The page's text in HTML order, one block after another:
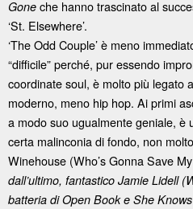
Gone che hanno trascinato al
‘St. Elsewhere’.
‘The Odd Couple’ è meno
“difficile” perché, pur essendo
coordinate soul, è molto più legato
moderno, meno hip hop. Ai primi
a modo suo ugualmente geniale, è
certa malinconia di fondo, non
Winehouse (Who’s Gonna Save
dall’ultimo, fantastico Jamie Lidell (
batteria diOpen Booke She Knows